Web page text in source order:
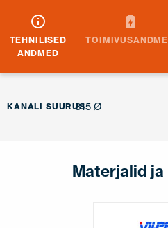
TEHNILISED
ANDMED
KANALI SUURUS315 Ø
Materjalid